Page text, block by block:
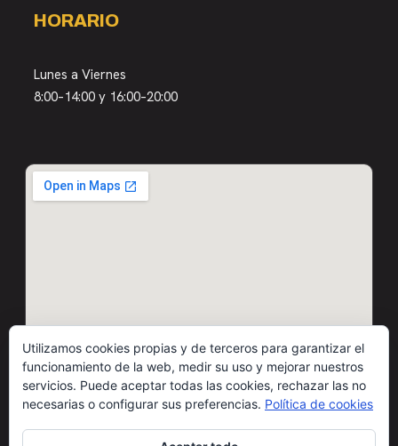
HORARIO
Lunes a Viernes
8:00–14:00 y 16:00–20:00
Utilizamos cookies propias y de terceros para garantizar el
funcionamiento de la web, medir su uso y mejorar nuestros
servicios. Puede aceptar todas las cookies, rechazar las no
necesarias o configurar sus preferencias. Política de cookies